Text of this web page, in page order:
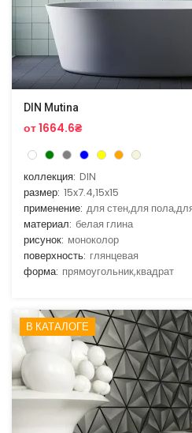
DIN Mutina
от 1664.6₴
коллекция: DIN
размер: 15x7.4,15x15
применение: для стен,для
материал: белая глина
рисунок: моноколор
поверхность: глянцевая
форма: прямоугольник,квадрат
В КАТАЛОГЕ